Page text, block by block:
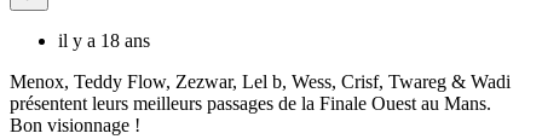
il y a 18 ans
Menox, Teddy Flow, Zezwar, Lel b, Wess, Crisf, Twareg & Wadi
présentent leurs meilleurs passages de la Finale Ouest au Mans.
Bon visionnage !